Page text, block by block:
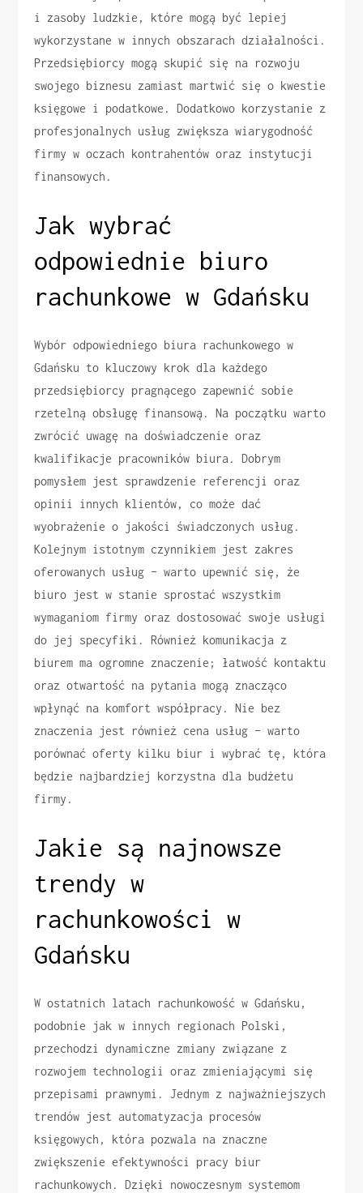
i zasoby ludzkie, które mogą być lepiej
wykorzystane w innych obszarach działalności.
Przedsiębiorcy mogą skupić się na rozwoju
swojego biznesu zamiast martwić się o kwestie
księgowe i podatkowe. Dodatkowo korzystanie z
profesjonalnych usług zwiększa wiarygodność
firmy w oczach kontrahentów oraz instytucji
finansowych.
Jak wybrać
odpowiednie biuro
rachunkowe w Gdańsku
Wybór odpowiedniego biura rachunkowego w
Gdańsku to kluczowy krok dla każdego
przedsiębiorcy pragnącego zapewnić sobie
rzetelną obsługę finansową. Na początku warto
zwrócić uwagę na doświadczenie oraz
kwalifikacje pracowników biura. Dobrym
pomysłem jest sprawdzenie referencji oraz
opinii innych klientów, co może dać
wyobrażenie o jakości świadczonych usług.
Kolejnym istotnym czynnikiem jest zakres
oferowanych usług – warto upewnić się, że
biuro jest w stanie sprostać wszystkim
wymaganiom firmy oraz dostosować swoje usługi
do jej specyfiki. Również komunikacja z
biurem ma ogromne znaczenie; łatwość kontaktu
oraz otwartość na pytania mogą znacząco
wpłynąć na komfort współpracy. Nie bez
znaczenia jest również cena usług – warto
porównać oferty kilku biur i wybrać tę, która
będzie najbardziej korzystna dla budżetu
firmy.
Jakie są najnowsze
trendy w
rachunkowości w
Gdańsku
W ostatnich latach rachunkowość w Gdańsku,
podobnie jak w innych regionach Polski,
przechodzi dynamiczne zmiany związane z
rozwojem technologii oraz zmieniającymi się
przepisami prawnymi. Jednym z najważniejszych
trendów jest automatyzacja procesów
księgowych, która pozwala na znaczne
zwiększenie efektywności pracy biur
rachunkowych. Dzięki nowoczesnym systemom